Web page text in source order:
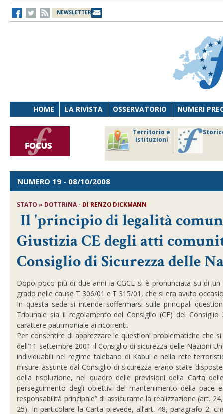
NEWSLETTER
HOME LA RIVISTA OSSERVATORIO NUMERI
Territorio e
istituzioni
NUMERO 19 - 08/10/2008
STATO » DOTTRINA - DI RENZO DICKMANN
Il 'principio di legalità
Giustizia CE degli atti
Consiglio di Sicurezza delle
Dopo poco più di due anni la CGCE si è pronunciata su di
grado nelle cause T 306/01 e T 315/01, che si era avuto
In questa sede si intende soffermarsi sulle principali
Tribunale sia il regolamento del Consiglio (CE) del
carattere patrimoniale ai ricorrenti.
Per consentire di apprezzare le questioni problematiche che
dell’11 settembre 2001 il Consiglio di sicurezza delle Nazioni
individuabili nel regime talebano di Kabul e nella rete
misure assunte dal Consiglio di sicurezza erano state
della risoluzione, nel quadro delle previsioni della Carta
perseguimento degli obiettivi del mantenimento della pace
responsabilità principale” di assicurarne la realizzazione (art.
25). In particolare la Carta prevede, all’art. 48, paragrafo 2,